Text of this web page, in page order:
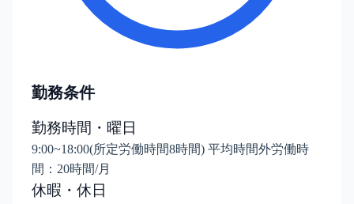
勤務条件
勤務時間・曜日
9:00~18:00(所定労働時間8時間) 平均時間外労働時
間：20時間/月
休暇・休日